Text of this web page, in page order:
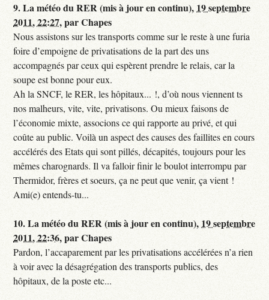
9.La météo du RER (mis à jour en continu), 19 septembre
2011, 22:27,parChapes
Nous assistons sur les transports comme sur le reste à une furia
foire d’empoigne de privatisations de la part des uns
accompagnés par ceux qui espèrent prendre le relais, car la
soupe est bonne pour eux.
Ah la SNCF, le RER, les hôpitaux... !, d’où nous viennent ts
nos malheurs, vite, vite, privatisons. Ou mieux faisons de
l’économie mixte, associons ce qui rapporte au privé, et qui
coûte au public. Voilà un aspect des causes des faillites en cours
accélérés des Etats qui sont pillés, décapités, toujours pour les
mêmes charognards. Il va falloir finir le boulot interrompu par
Thermidor, frères et soeurs, ça ne peut que venir, ça vient !
Ami(e) entends-tu...
10.La météo du RER (mis à jour en continu), 19 septembre
2011, 22:36,parChapes
Pardon, l’accaparement par les privatisations accélérées n’a rien
à voir avec la désagrégation des transports publics, des
hôpitaux, de la poste etc...